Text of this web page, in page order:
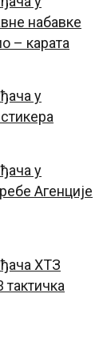
набавке
– карата
у
у
Агенције
ХТЗ